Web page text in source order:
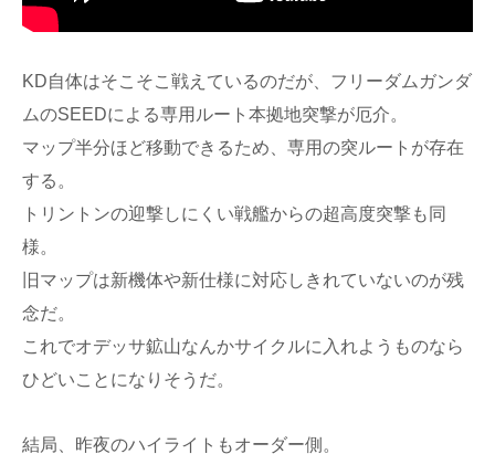
KD自体はそこそこ戦えているのだが、フリーダムガンダ
ムのSEEDによる専用ルート本拠地突撃が厄介。
マップ半分ほど移動できるため、専用の突ルートが存在
する。
トリントンの迎撃しにくい戦艦からの超高度突撃も同
様。
旧マップは新機体や新仕様に対応しきれていないのが残
念だ。
これでオデッサ鉱山なんかサイクルに入れようものなら
ひどいことになりそうだ。
結局、昨夜のハイライトもオーダー側。